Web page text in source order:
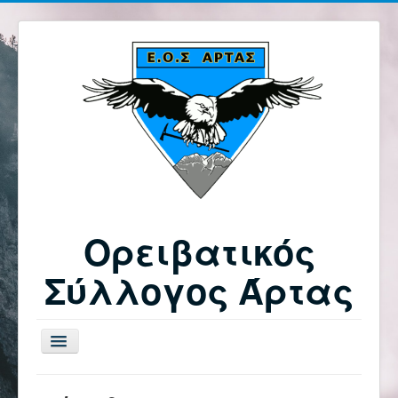
Ορειβατικός
Σύλλογος Άρτας
Εναλλαγή
πλοήγησης